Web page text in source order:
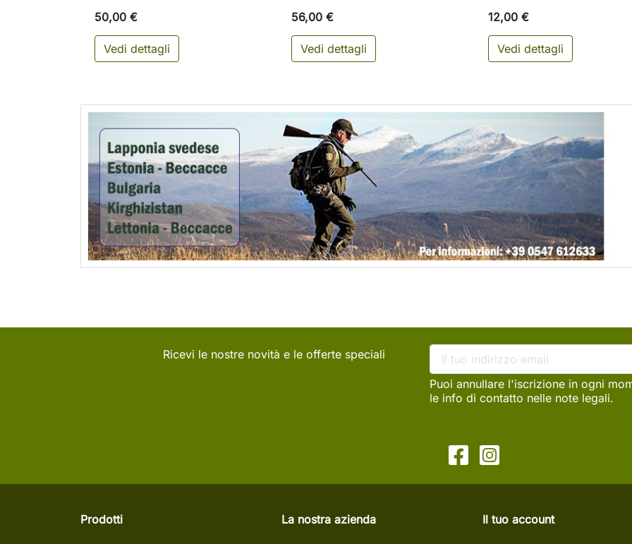
50,00 €
Vedi dettagli
56,00 €
Vedi dettagli
12,00 €
Vedi dettagli
Ricevi le nostre novità e le offerte speciali
Puoi annullare l'iscrizione in ogni
le info di contatto nelle note legali.
Prodotti La nostra azienda Il tuo account